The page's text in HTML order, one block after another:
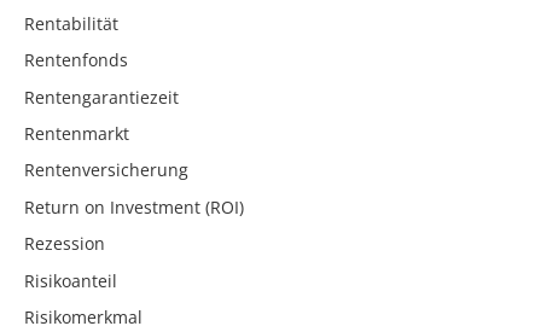
Rentabilität
Rentenfonds
Rentengarantiezeit
Rentenmarkt
Rentenversicherung
Return on Investment (ROI)
Rezession
Risikoanteil
Risikomerkmal